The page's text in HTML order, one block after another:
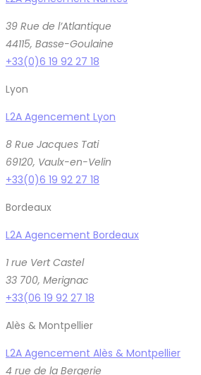
39 Rue de l’Atlantique
44115, Basse-Goulaine
+33(0)6 19 92 27 18
Lyon
L2A Agencement Lyon
8 Rue Jacques Tati
69120, Vaulx-en-Velin
+33(0)6 19 92 27 18
Bordeaux
L2A Agencement Bordeaux
1 rue Vert Castel
33 700, Merignac
+33(06 19 92 27 18
Alès & Montpellier
L2A Agencement Alès & Montpellier
4 rue de la Bergerie